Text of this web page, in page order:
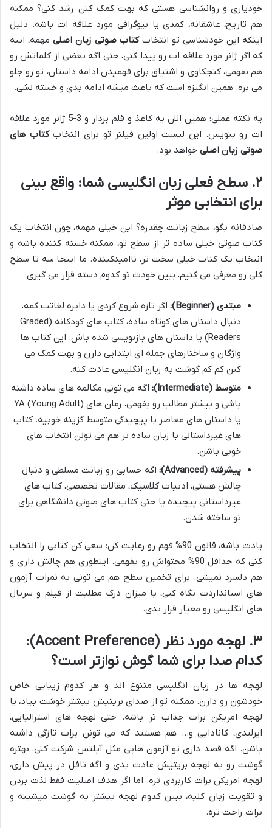
خودیاری و روانشناسی هستی که بهت کمک کنن رشد کنی؟ ممکنه
هم تاریخ، عاشقانه، کمدی یا بیوگرافی مورد علاقه ات باشه. دلیل
اینکه این خودشناسی تو انتخابکتاب صوتی زبان اصلی مهمه، اینه
که اگر ژانر مورد علاقه ات رو پیدا کنی، حتی اگه بعضی از کلماتش رو
هم نفهمی، کنجکاوی و اشتیاق برای فهمیدن ادامه داستان، تو رو جلو
می بره. همین انگیزه است که باعث میشه ادامه بدی و خسته نشی.
یه نکته عملی: همین الان یه کاغذ و قلم بردار و 3-5 ژانر مورد علاقه
ات رو بنویس. این لیست اولین فیلتر تو برای انتخابکتاب های
صوتی زبان اصلی خواهد بود.
۲. سطح فعلی زبان انگلیسی شما: واقع بینی
برای انتخابی موثر
صادقانه بگو، سطح زبانت چقدره؟ این خیلی مهمه، چون انتخاب یک
کتاب صوتی خیلی ساده تر از سطح تو، ممکنه خسته کننده باشه و
انتخاب یک کتاب خیلی سخت تر، ناامیدکننده. ما اینجا سه تا سطح
کلی رو معرفی می کنیم، ببین خودت تو کدوم دسته قرار می گیری:
مبتدی (Beginner):
اگر تازه شروع کردی یا دایره لغاتت کمه،
دنبال داستان های کوتاه ساده، کتاب های کودکانه (Graded
Readers) یا داستان های بازنویسی شده باش. این کتاب ها
واژگان و ساختارهای جمله ای ابتدایی دارن و بهت کمک می
کنن کم کم گوشت به زبان انگلیسی عادت کنه.
متوسط (Intermediate):
اگه می تونی مکالمه های ساده داشته
باشی و بیشتر مطالب رو بفهمی، رمان های YA (Young Adult)
یا داستان های معاصر با پیچیدگی متوسط گزینه خوبیه. کتاب
های غیرداستانی با زبان ساده تر هم می تونن انتخاب های
خوبی باشن.
پیشرفته (Advanced):
اگه حسابی رو زبانت مسلطی و دنبال
چالش هستی، ادبیات کلاسیک، مقالات تخصصی، کتاب های
غیرداستانی پیچیده یا حتی کتاب های صوتی دانشگاهی برای
تو ساخته شدن.
یادت باشه، قانون 90% فهم رو رعایت کن: سعی کن کتابی را انتخاب
کنی که حداقل 90% محتواش رو بفهمی. اینطوری هم چالش داری و
هم دلسرد نمیشی. برای تخمین سطح هم می تونی به نمرات آزمون
های استانداردت نگاه کنی، یا میزان درک مطلبت از فیلم و سریال
های انگلیسی رو معیار قرار بدی.
۳. لهجه مورد نظر (Accent Preference):
کدام صدا برای شما گوش نوازتر است؟
لهجه ها در زبان انگلیسی متنوع اند و هر کدوم زیبایی خاص
خودشون رو دارن. ممکنه تو از صدای بریتیش بیشتر خوشت بیاد، یا
لهجه امریکن برات جذاب تر باشه. حتی لهجه های استرالیایی،
ایرلندی، کانادایی و… هم هستند که می تونن برات تازگی داشته
باشن. اگه قصد داری تو آزمون هایی مثل آیلتس شرکت کنی، بهتره
گوشت رو به لهجه بریتیش عادت بدی و اگه تافل در پیش داری،
لهجه امریکن برات کاربردی تره. اما اگر هدف اصلیت فقط لذت بردن
و تقویت زبان کلیه، ببین کدوم لهجه بیشتر به گوشت میشینه و
برات راحت تره.